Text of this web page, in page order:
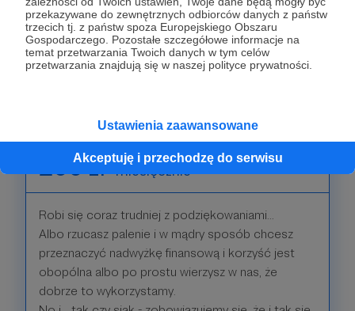
przekazywane do zewnętrznych odbiorców danych z państw
trzecich tj. z państw spoza Europejskiego Obszaru
Gospodarczego. Pozostałe szczegółowe informacje na
temat przetwarzania Twoich danych w tym celów
przetwarzania znajdują się w naszej polityce prywatności.
Ustawienia zaawansowane
Akceptuję i przechodzę do serwisu
podczas festiwalu? Drzewko festiwalowe z
dostawą do domu? No bo jak inaczej
podziękować za tak miły gest?
200 zł miesięcznie
Robi się coraz trudniej z podziękowaniami...
Albo rzucasz palenie i w mądry sposób chcesz
przeznaczyć nadwyżkę finansową i korzyść jest
obopólna albo po prostu wierzysz w nas, że
dobrze to wykorzystamy.